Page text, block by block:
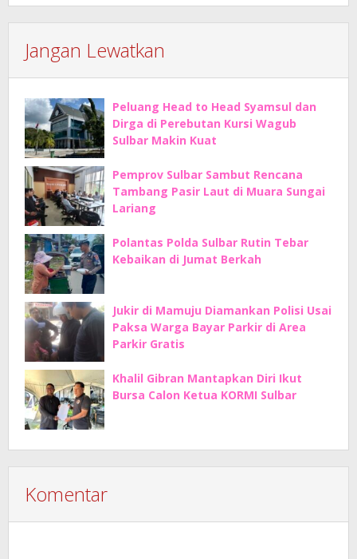
Jangan Lewatkan
Peluang Head to Head Syamsul dan
Dirga di Perebutan Kursi Wagub
Sulbar Makin Kuat
Pemprov Sulbar Sambut Rencana
Tambang Pasir Laut di Muara Sungai
Lariang
Polantas Polda Sulbar Rutin Tebar
Kebaikan di Jumat Berkah
Jukir di Mamuju Diamankan Polisi Usai
Paksa Warga Bayar Parkir di Area
Parkir Gratis
Khalil Gibran Mantapkan Diri Ikut
Bursa Calon Ketua KORMI Sulbar
Komentar